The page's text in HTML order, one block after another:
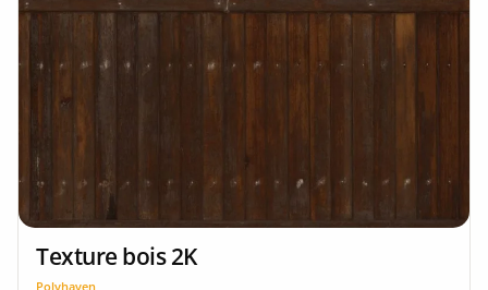
Texture bois 2K
Polyhaven